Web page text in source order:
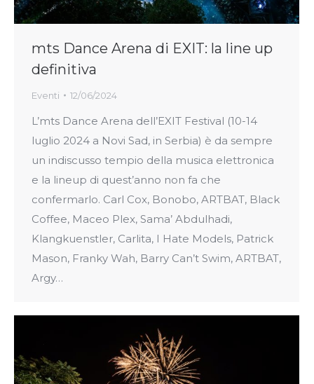
mts Dance Arena di EXIT: la line up
definitiva
Eventi 12/06/2024
L’mts Dance Arena dell’EXIT Festival (10-14
luglio 2024 a Novi Sad, in Serbia) è da sempre
un indiscusso tempio della musica elettronica
e la lineup di quest’anno non fa che
confermarlo. Carl Cox, Bonobo, ARTBAT, Black
Coffee, Maceo Plex, Sama’ Abdulhadi,
Klangkuenstler, Carlita, I Hate Models, Patrick
Mason, Franky Wah, Barry Can’t Swim, ARTBAT,
Argy…